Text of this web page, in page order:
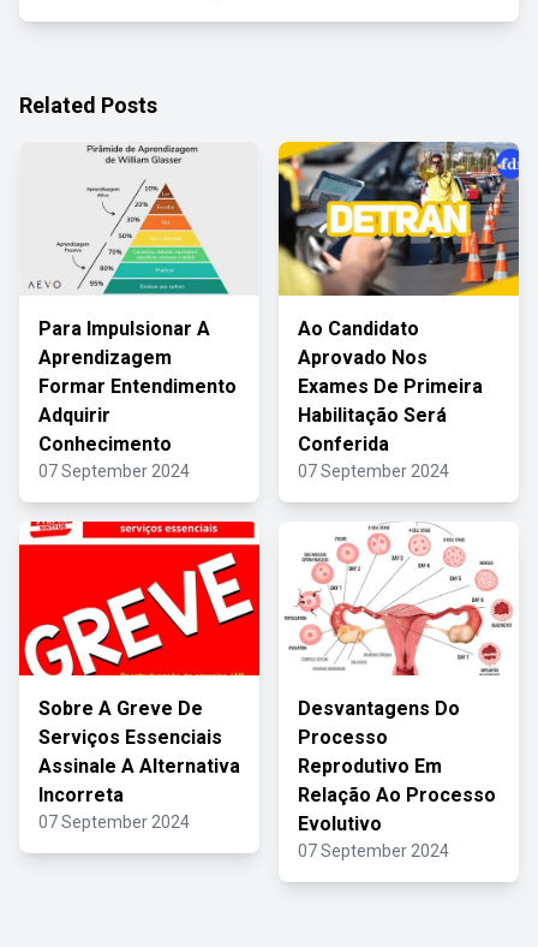
Related Posts
Para Impulsionar A
Aprendizagem
Formar Entendimento
Adquirir
Conhecimento
07 September 2024
Ao Candidato
Aprovado Nos
Exames De Primeira
Habilitação Será
Conferida
07 September 2024
Sobre A Greve De
Serviços Essenciais
Assinale A Alternativa
Incorreta
07 September 2024
Desvantagens Do
Processo
Reprodutivo Em
Relação Ao Processo
Evolutivo
07 September 2024